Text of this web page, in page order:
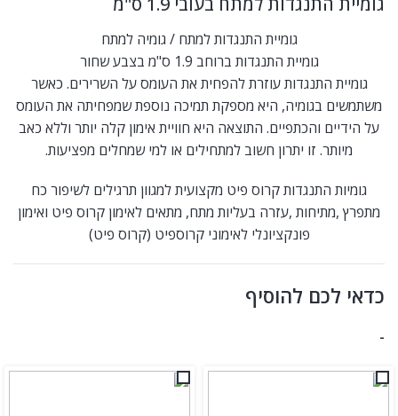
גומיית התנגדות למתח / גומיה למתח
גומיית התנגדות ברוחב 1.9 ס"מ בצבע שחור
גומיית התנגדות עוזרת להפחית את העומס על השרירים. כאשר
משתמשים בגומיה, היא מספקת תמיכה נוספת שמפחיתה את העומס
על הידיים והכתפיים. התוצאה היא חוויית אימון קלה יותר וללא כאב
מיותר. זו יתרון חשוב למתחילים או למי שמחלים מפציעות.
גומיות התנגדות קרוס פיט מקצועית למגוון תרגילים לשיפור כח
מתפרץ ,מתיחות ,עזרה בעליות מתח, מתאים לאימון קרוס פיט ואימון
פונקציונלי לאימוני קרוספיט (קרוס פיט)
כדאי לכם להוסיף
-